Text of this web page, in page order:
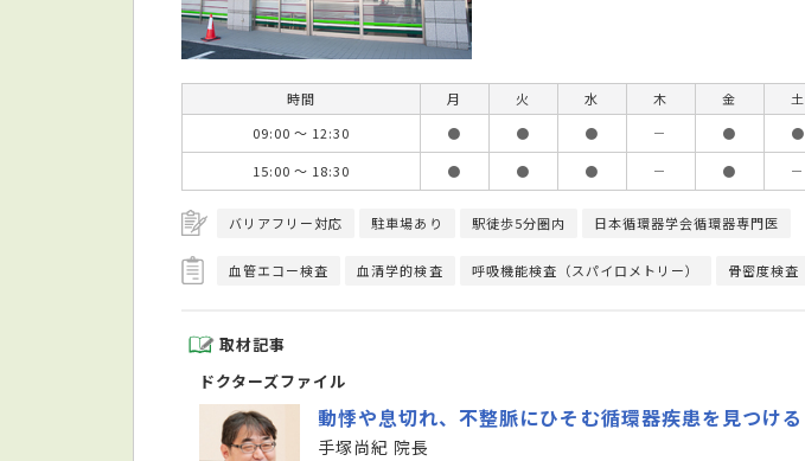
時間 月 火 水 木 金 土
09:00 ～ 12:30
● ● ● － ● ●
15:00 ～ 18:30
● ● ● － ● －
バリアフリー対応 駐車場あり 駅徒歩5分圏内 日本循環器学会循環器専門医
血管エコー検査 血清学的検査 呼吸機能検査（スパイロメトリー） 骨密度検査
取材記事
ドクターズファイル
動悸や息切れ、不整脈にひそむ循環器疾患を見つける
手塚尚紀 院長